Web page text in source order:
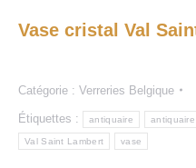
Vase cristal Val
Catégorie : Verreries Belgique
Étiquettes : antiquaire
Val Saint Lambert vase